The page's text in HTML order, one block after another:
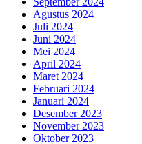
Agustus 2024
Juli 2024
Juni 2024
Mei 2024
April 2024
Maret 2024
Februari 2024
Januari 2024
Desember 2023
November 2023
Oktober 2023